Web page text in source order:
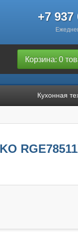
+7 937
Корзина: 0
Кухонная